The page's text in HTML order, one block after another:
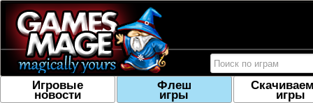
Игровые
новости
Флеш
игры игры